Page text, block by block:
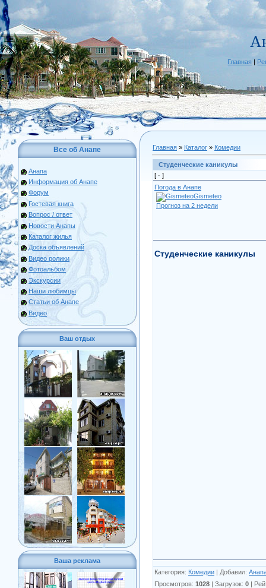
Главная|
Все об Анапе
Анапа
Информация об Анапе
Форум
Гостевая книга
Вопрос / ответ
Новости Анапы
Каталог жилья
Доска объявлений
Видео ролики
Фотоальбом
Экскурсии
Наши любимцы
Статьи об Анапе
Видео
Ваш отдых
Ваша реклама
Главная » Каталог » Комедии
Студенческие каникулы
[ · ]
Погода в Анапе
Gismeteo
Прогноз на 2 недели
Студенческие каникулы
Категория: Комедии | Добавил:
Просмотров: 1028 | Загрузок: 0 |